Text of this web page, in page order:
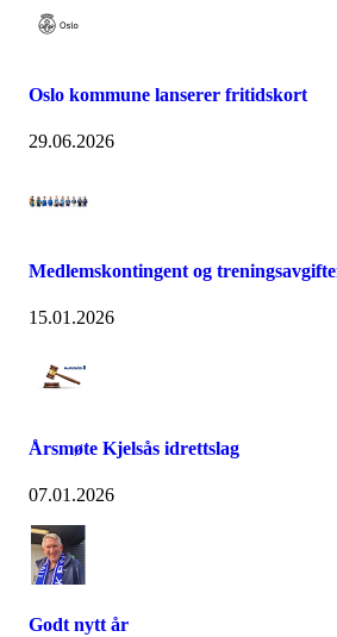
Oslo kommune lanserer fritidskort
29.06.2026
Medlemskontingent og
15.01.2026
Årsmøte Kjelsås idrettslag
07.01.2026
Godt nytt år